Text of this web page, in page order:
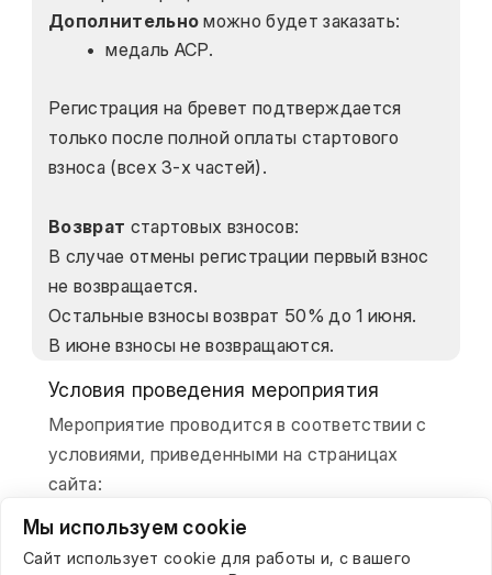
Дополнительно можно будет заказать:
медаль ACP.
Регистрация на бревет подтверждается
только после полной оплаты стартового
взноса (всех 3-х частей).
Возврат стартовых взносов:
В случае отмены регистрации первый взнос
не возвращается.
Остальные взносы возврат 50% до 1 июня.
В июне взносы не возвращаются.
Условия проведения мероприятия
Мероприятие проводится в соответствии с
условиями, приведенными на страницах
сайта:
О клубе
Регистрация на заезд
Мы используем cookie
Сайт использует cookie для работы и, с вашего